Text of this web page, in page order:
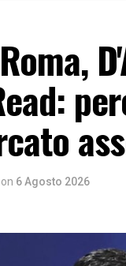
on 6 Agosto 2026